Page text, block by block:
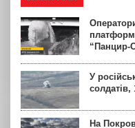
“Панцир-
У
солдатів,
На